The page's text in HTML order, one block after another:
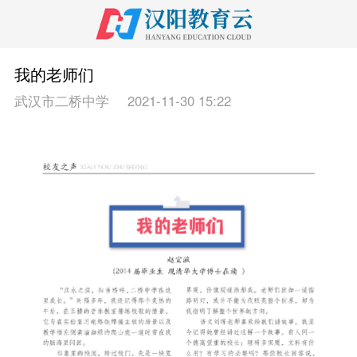
我的老师们
武汉市二桥中学 2021-11-30 15:22